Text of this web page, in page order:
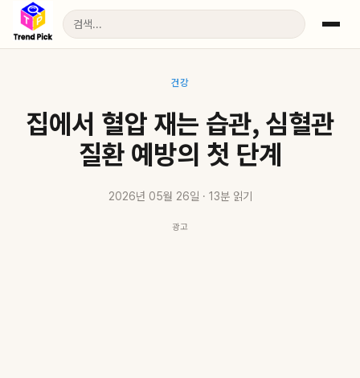
건강
집에서 혈압 재는 습관, 심혈관
질환 예방의 첫 단계
2026년 05월 26일 · 13분 읽기
광고